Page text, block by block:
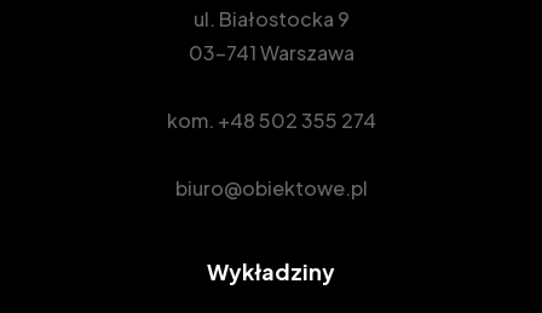
ul. Białostocka 9
03-741 Warszawa
kom. +48 502 355 274
biuro@obiektowe.pl
Wykładziny